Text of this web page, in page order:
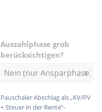
Auszahlphase grob
berücksichtigen?
Pauschaler Abschlag als „KV/PV
+ Steuer in der Rente“-